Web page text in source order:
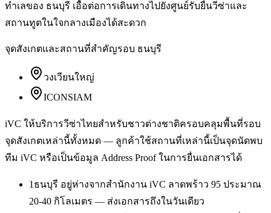
ทำเลของ ธนบุรี เอื้อต่อการเดินทางไปยังศูนย์รับยื่นวีซ่าและ
สถานทูตในใจกลางเมืองได้สะดวก
จุดสังเกตและสถานที่สำคัญรอบ ธนบุรี
วงเวียนใหญ่
ICONSIAM
iVC ให้บริการวีซ่าไทยสำหรับชาวต่างชาติครอบคลุมพื้นที่รอบ
จุดสังเกตเหล่านี้ทั้งหมด — ลูกค้าใช้สถานที่เหล่านี้เป็นจุดนัดพบ
ทีม iVC หรือเป็นข้อมูล Address Proof ในการยื่นเอกสารได้
1ธนบุรี อยู่ห่างจากสำนักงาน iVC ลาดพร้าว 95 ประมาณ
20-40 กิโลเมตร — ส่งเอกสารถึงในวันเดียว